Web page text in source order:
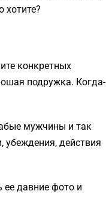
конкретных
подружка. Когда-
мужчины и так
действия
ее давние фото и